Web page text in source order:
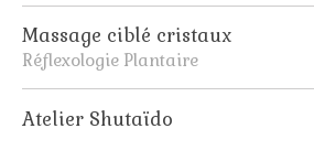
Massage ciblé cristaux
Réflexologie Plantaire
Atelier Shutaïdo